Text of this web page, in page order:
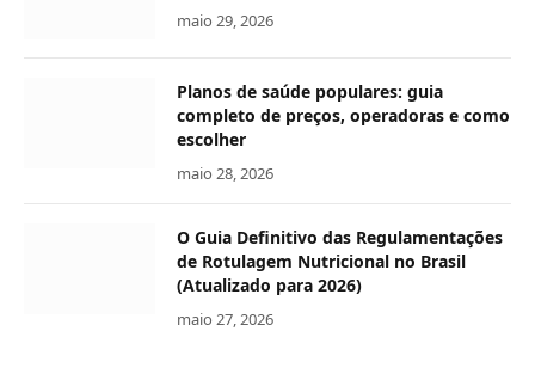
maio 29, 2026
Planos de saúde populares: guia
completo de preços, operadoras e como
escolher
maio 28, 2026
O Guia Definitivo das Regulamentações
de Rotulagem Nutricional no Brasil
(Atualizado para 2026)
maio 27, 2026